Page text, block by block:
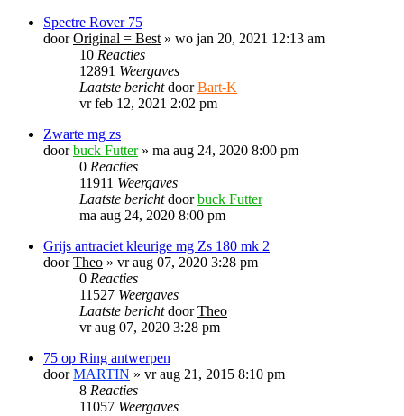
Spectre Rover 75
doorOriginal = Best » wo jan 20, 2021 12:13 am
10 Reacties
12891 Weergaves
Laatste berichtdoorBart-K
vr feb 12, 2021 2:02 pm
Zwarte mg zs
doorbuck Futter» ma aug 24, 2020 8:00 pm
0 Reacties
11911 Weergaves
Laatste berichtdoorbuck Futter
ma aug 24, 2020 8:00 pm
Grijs antraciet kleurige mg Zs 180 mk 2
doorTheo » vr aug 07, 2020 3:28 pm
0 Reacties
11527 Weergaves
Laatste berichtdoorTheo
vr aug 07, 2020 3:28 pm
75 op Ring antwerpen
doorMARTIN » vr aug 21, 2015 8:10 pm
8 Reacties
11057 Weergaves